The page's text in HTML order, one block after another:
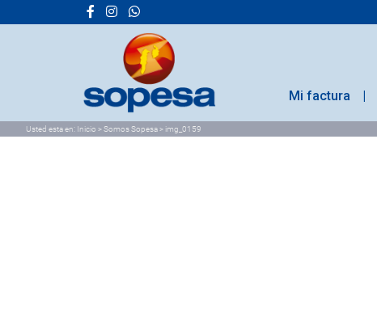
Mi factura
Usted esta en: Inicio > Somos Sopesa> img_0159